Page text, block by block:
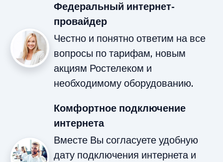
Федеральный интернет-
провайдер
Честно и понятно ответим на все
вопросы по тарифам, новым
акциям Ростелеком и
необходимому оборудованию.
Комфортное подключение
интернета
Вместе Вы согласуете удобную
дату подключения интернета и